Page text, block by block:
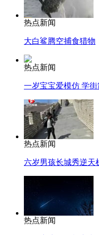
热点新闻
大白鲨腾空捕食猎物
热点新闻
一岁宝宝爱模仿 学
热点新闻
六岁男孩长城秀逆天
热点新闻